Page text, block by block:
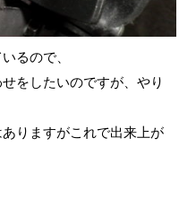
るので、
をしたいのですが、やり
りますがこれで出来上が